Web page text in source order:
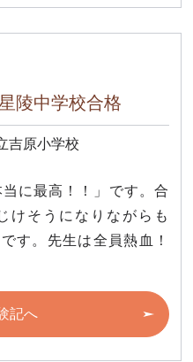
陵中学校合格
吉原小学校
に最高！！」です。合
けそうになりながらも
す。先生は全員熱血！
記へ